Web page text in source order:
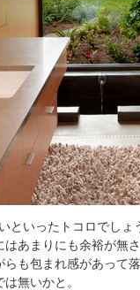
といったトコロでしょ
はあまりにも余裕が無
らも包まれ感があって
無いかと。